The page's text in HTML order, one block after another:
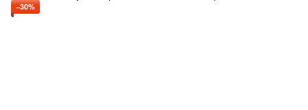
−30%